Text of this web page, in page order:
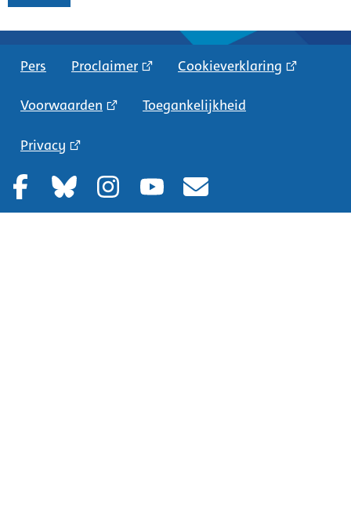
Pers Proclaimer Cookieverklaring
Voorwaarden Toegankelijkheid
Privacy